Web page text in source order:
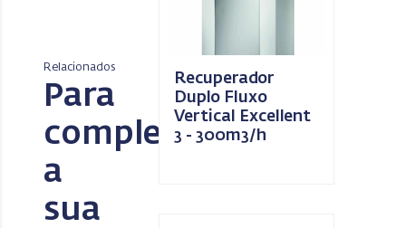
Relacionados
Para
completar
a
sua
Recuperador
Duplo Fluxo
Vertical Excellent
3 - 300m3/h